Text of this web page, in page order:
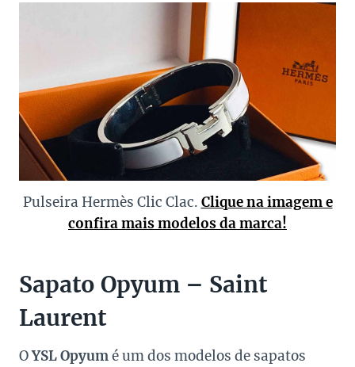
Pulseira Hermès Clic Clac. Clique na imagem e
confira mais modelos da marca!
Sapato Opyum – Saint
Laurent
OYSL Opyumé um dos modelos de sapatos